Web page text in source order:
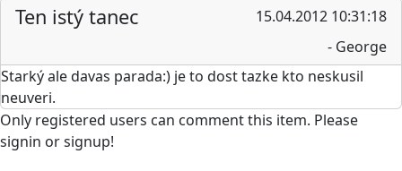
Ten istý tanec
15.04.2012 10:31:18
- George
Starký ale davas parada:) je to dost tazke kto neskusil
neuveri.
Only registered users can comment this item. Please
signin or signup!